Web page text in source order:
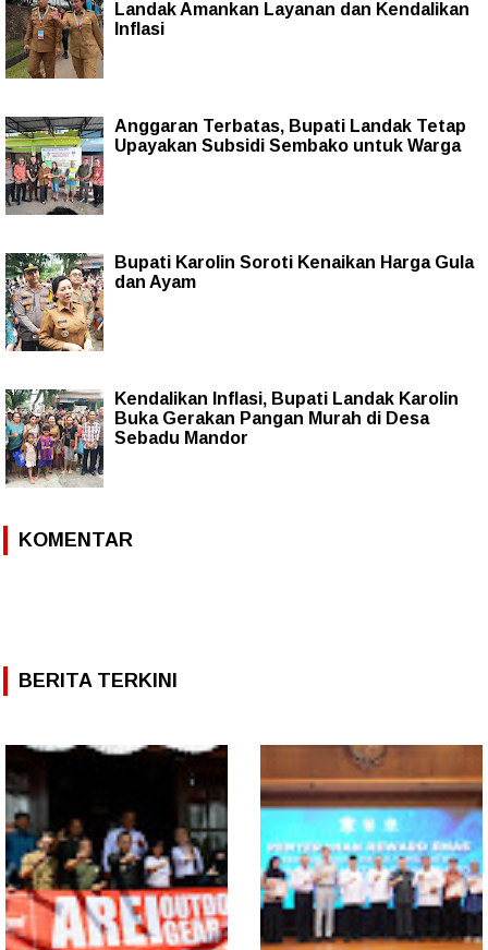
Landak Amankan Layanan dan Kendalikan
Inflasi
Anggaran Terbatas, Bupati Landak Tetap
Upayakan Subsidi Sembako untuk Warga
Bupati Karolin Soroti Kenaikan Harga Gula
dan Ayam
Kendalikan Inflasi, Bupati Landak Karolin
Buka Gerakan Pangan Murah di Desa
Sebadu Mandor
KOMENTAR
BERITA TERKINI